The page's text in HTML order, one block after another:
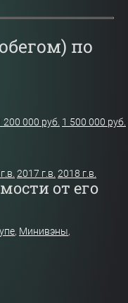
по
200 000 руб. 1 500 000 руб.
2017 г.в. 2018 г.в.
от его
, Минивэны,